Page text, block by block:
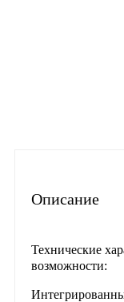
Описание
Технические
возможности: